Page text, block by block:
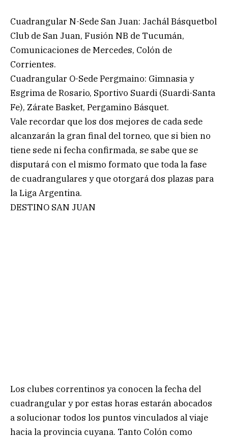
Cuadrangular N-Sede San Juan: Jachál Básquetbol
Club de San Juan, Fusión NB de Tucumán,
Comunicaciones de Mercedes, Colón de
Corrientes.
Cuadrangular O-Sede Pergmaino: Gimnasia y
Esgrima de Rosario, Sportivo Suardi (Suardi-Santa
Fe), Zárate Basket, Pergamino Básquet.
Vale recordar que los dos mejores de cada sede
alcanzarán la gran final del torneo, que si bien no
tiene sede ni fecha confirmada, se sabe que se
disputará con el mismo formato que toda la fase
de cuadrangulares y que otorgará dos plazas para
la Liga Argentina.
DESTINO SAN JUAN
Los clubes correntinos ya conocen la fecha del
cuadrangular y por estas horas estarán abocados
a solucionar todos los puntos vinculados al viaje
hacia la provincia cuyana. Tanto Colón como